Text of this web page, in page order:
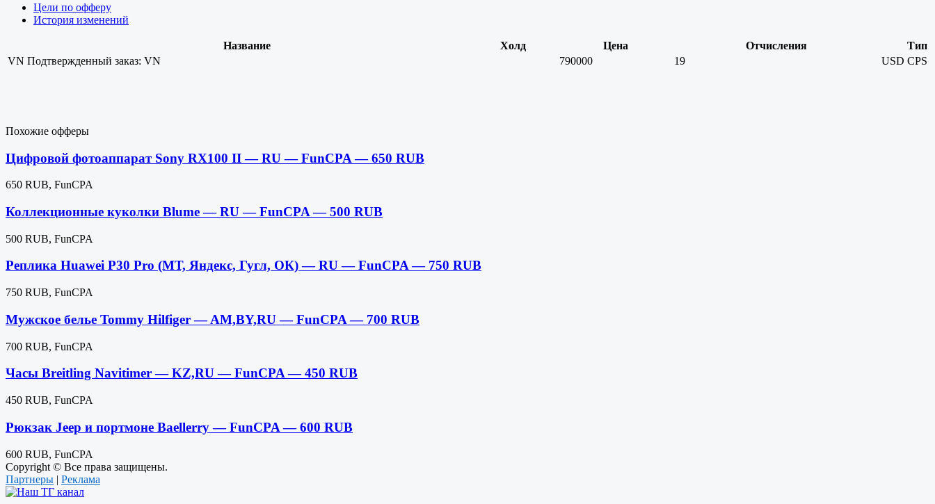
Цели по офферу
История изменений
Название Холд Цена Отчисления
Тип
VN Подтвержденный заказ: VN 790000 19 USD CPS
Похожие офферы
Цифровой фотоаппарат Sony RX100 II — RU — FunCPA — 650 RUB
650 RUB, FunCPA
Коллекционные куколки Blume — RU — FunCPA — 500 RUB
500 RUB, FunCPA
Реплика Huawei P30 Pro (МТ, Яндекс, Гугл, ОК) — RU — FunCPA — 750 RUB
750 RUB, FunCPA
Мужское белье Tommy Hilfiger — AM,BY,RU — FunCPA — 700 RUB
700 RUB, FunCPA
Часы Breitling Navitimer — KZ,RU — FunCPA — 450 RUB
450 RUB, FunCPA
Рюкзак Jeep и портмоне Baellerry — FunCPA — 600 RUB
600 RUB, FunCPA
Copyright © Все права защищены.
Партнеры | Реклама